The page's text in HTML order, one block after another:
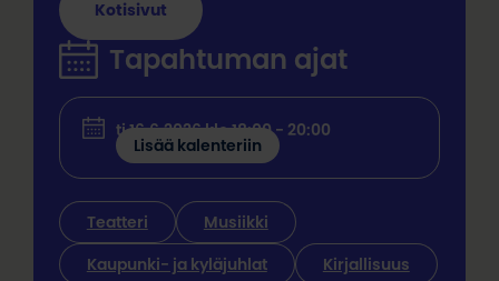
Kotisivut
Tapahtuman ajat
ti 16.6.2026 klo 18:00 - 20:00
Lisää kalenteriin
Teatteri Musiikki
Kaupunki- ja kyläjuhlat Kirjallisuus